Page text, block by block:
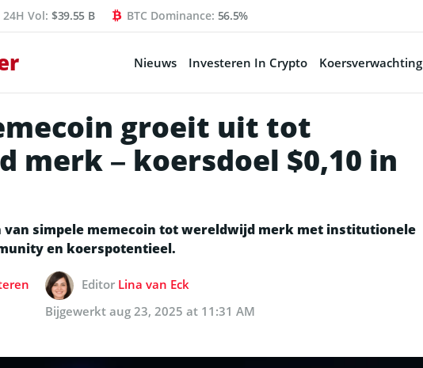
24H Vol: $39.55 B BTC Dominance: 56.5%
Nieuws Investeren In Crypto Koersverwachting
groeit uit tot
merk – koersdoel $0,10 in
van simpele memecoin tot wereldwijd merk met institutionele
en koerspotentieel.
Editor Lina van Eck
Bijgewerkt aug 23, 2025 at 11:31 AM